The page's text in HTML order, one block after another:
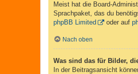
Meist hat die Board-
Sprachpaket, das du
phpBB Limited
oder auf
Nach oben
Was sind das für Bilder,
In der Beitragsansicht